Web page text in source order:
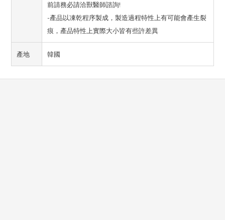
前請務必請洽獸醫師諮詢!
-產品以凍乾程序製成，製造過程特性上有可能會產生裂
痕，產品特性上實際大小皆有些許差異
產地 韓國